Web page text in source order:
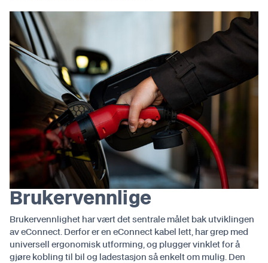
Brukervennlige
Brukervennlighet har vært det sentrale målet bak utviklingen
av eConnect. Derfor er en eConnect kabel lett, har grep med
universell ergonomisk utforming, og plugger vinklet for å
gjøre kobling til bil og ladestasjon så enkelt om mulig. Den